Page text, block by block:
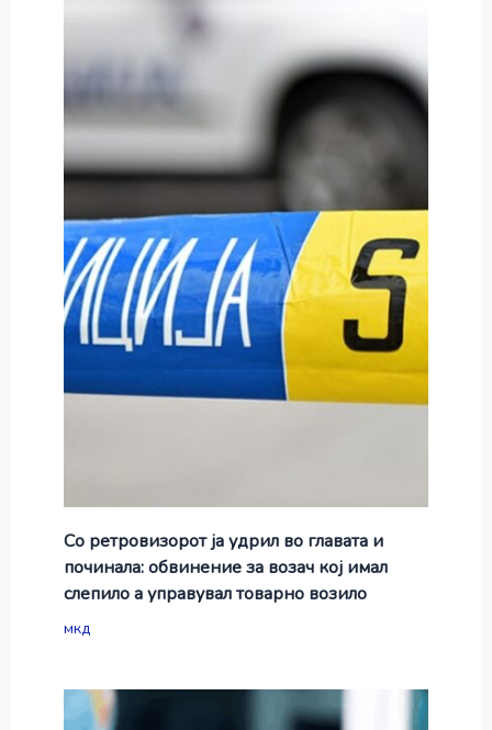
Со ретровизорот ја удрил во главата и
починала: обвинение за возач кој имал
слепило а управувал товарно возило
мкд